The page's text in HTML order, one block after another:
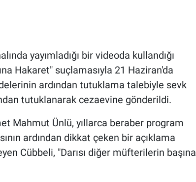
yayımladığı bir videoda kullandığı
Hakaret" suçlamasıyla 21 Haziran'da
ardından tutuklama talebiyle sevk
tutuklanarak cezaevine gönderildi.
Mahmut Ünlü, yıllarca beraber program
ardından dikkat çeken bir açıklama
Cübbeli, "Darısı diğer müfterilerin başına